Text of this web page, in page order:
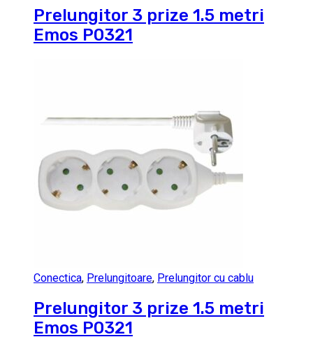
Prelungitor 3 prize 1.5 metri
Emos P0321
Conectica, Prelungitoare, Prelungitor cu cablu
Prelungitor 3 prize 1.5 metri
Emos P0321